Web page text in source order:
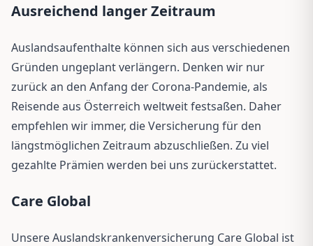
Ausreichend langer Zeitraum
Auslandsaufenthalte können sich aus verschiedenen
Gründen ungeplant verlängern. Denken wir nur
zurück an den Anfang der Corona-Pandemie, als
Reisende aus Österreich weltweit festsaßen. Daher
empfehlen wir immer, die Versicherung für den
längstmöglichen Zeitraum abzuschließen. Zu viel
gezahlte Prämien werden bei uns zurückerstattet.
Care Global
Unsere Auslandskrankenversicherung Care Global ist